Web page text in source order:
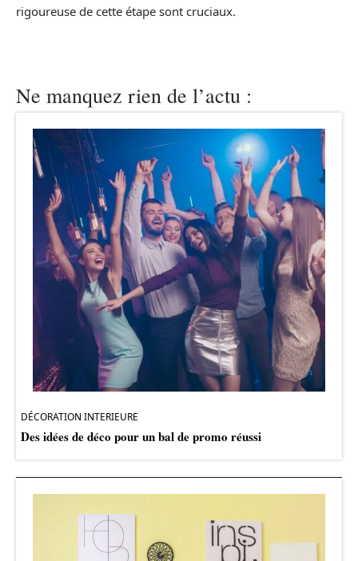
rigoureuse de cette étape sont cruciaux.
Ne manquez rien de l’actu :
DÉCORATION INTERIEURE
Des idées de déco pour un bal de promo réussi